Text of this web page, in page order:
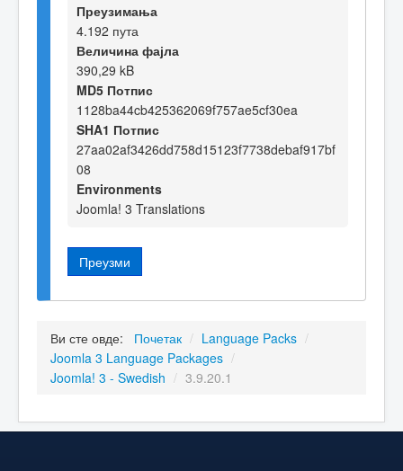
Преузимања
4.192 пута
Величина фајла
390,29 kB
MD5 Потпис
1128ba44cb425362069f757ae5cf30ea
SHA1 Потпис
27aa02af3426dd758d15123f7738debaf917bf
08
Environments
Joomla! 3 Translations
Преузми
Ви сте овде: Почетак / Language Packs /
Joomla 3 Language Packages /
Joomla! 3 - Swedish / 3.9.20.1